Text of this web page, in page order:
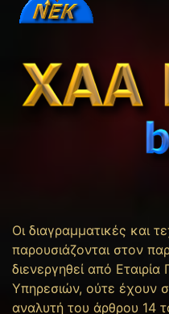
Οι διαγραμματικές και
παρουσιάζονται στον
διενεργηθεί από
Υπηρεσιών, ούτε έχουν
αναλυτή του άρθρου 14